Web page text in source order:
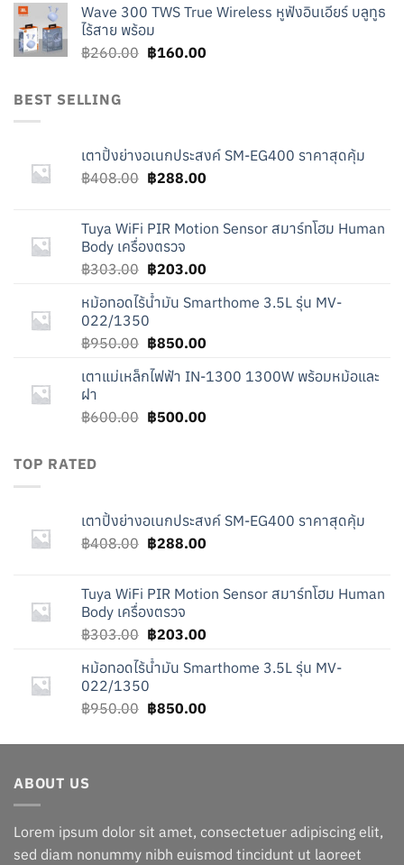
฿276.00.฿176.00.
Wave 300 TWS True Wireless หูฟังอินเอียร์ บลูทูธ
ไร้สาย พร้อม
฿260.00 Original
฿160.00Current
BEST SELLING
เตาปิ้งย่างอเนกประสงค์ SM-EG400 ราคาสุดคุ้ม
฿408.00 Original
฿408.00.
฿288.00Current
฿288.00.
Tuya WiFi PIR Motion Sensor สมาร์ทโฮม Human
Body เครื่องตรวจ
฿303.00 Original
was:
฿303.00.
฿203.00Current
is:
หม้อทอดไร้น้ำมัน Smarthome 3.5L รุ่น MV-
022/1350
฿950.00 Original
was:
฿850.00Current
is:
เตาแม่เหล็กไฟฟ้า IN-1300 1300W พร้อมหม้อและ
ฝา
฿600.00 Original
฿500.00Current
TOP RATED
เตาปิ้งย่างอเนกประสงค์ SM-EG400 ราคาสุดคุ้ม
฿408.00 Original
฿408.00.
฿288.00Current
฿288.00.
Tuya WiFi PIR Motion Sensor สมาร์ทโฮม Human
Body เครื่องตรวจ
฿303.00 Original
was:
฿303.00.
฿203.00Current
is:
หม้อทอดไร้น้ำมัน Smarthome 3.5L รุ่น MV-
022/1350
฿950.00 Original
was:
฿850.00Current
is:
ABOUT US
Lorem ipsum dolor sit amet, consectetuer adipiscing elit,
sed diam nonummy nibh euismod tincidunt ut laoreet